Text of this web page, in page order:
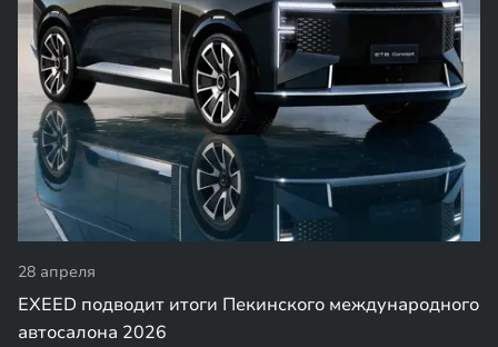
28 апреля
EXEED подводит итоги Пекинского международного
автосалона 2026